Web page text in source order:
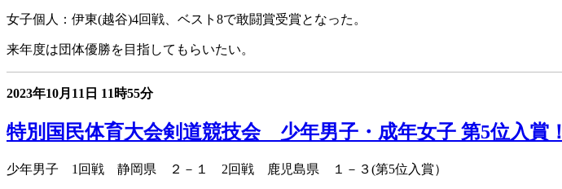
女子個人：伊東(越谷)4回戦、ベスト8で敢闘賞受賞となった。
来年度は団体優勝を目指してもらいたい。
2023年10月11日 11時55分
特別国民体育大会剣道競技会 少年男子・成年女子 第5位入賞！
少年男子 1回戦 静岡県 ２－１ 2回戦 鹿児島県 １－３(第5位入賞）